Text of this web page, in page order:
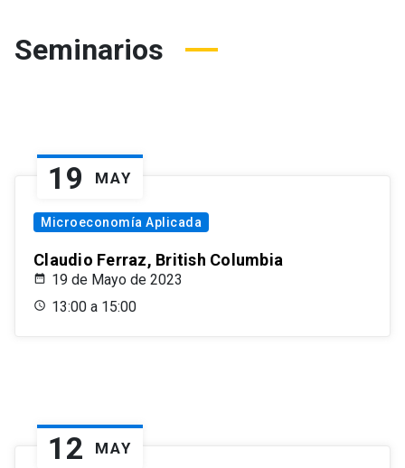
Seminarios
19 MAY
Microeconomía Aplicada
Claudio Ferraz, British Columbia
19 de Mayo de 2023
13:00 a 15:00
12 MAY